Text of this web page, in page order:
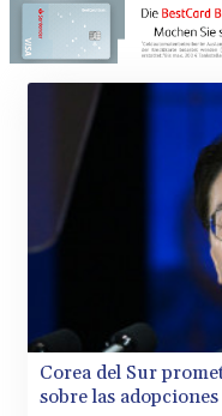
Corea del Sur
sobre las